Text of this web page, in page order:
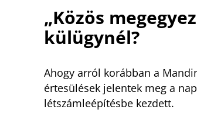
„Közös
külügynél?
Ahogy arról korábban a
értesülések jelentek meg a
létszámleépítésbe kezdett.